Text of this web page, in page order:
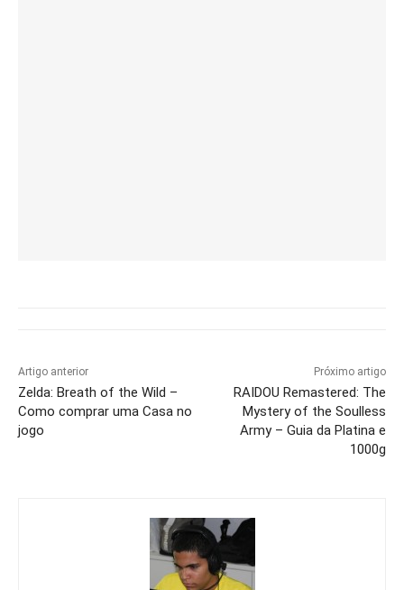
Artigo anterior
Zelda: Breath of the Wild –
Como comprar uma Casa no
jogo
Próximo artigo
RAIDOU Remastered: The
Mystery of the Soulless
Army – Guia da Platina e
1000g